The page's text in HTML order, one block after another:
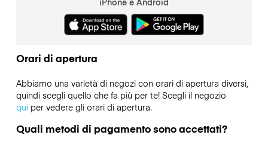
Orari di apertura
Abbiamo una varietà di negozi con orari di apertura diversi,
quindi scegli quello che fa più per te! Scegli il negozio
quiper vedere gli orari di apertura.
Quali metodi di pagamento sono accettati?